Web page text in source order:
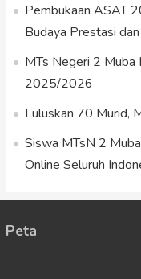
Pembukaan ASAT
Budaya Prestasi
MTs Negeri 2 Muba
2025/2026
Luluskan 70 Murid,
Siswa MTsN 2
Online Seluruh
Peta